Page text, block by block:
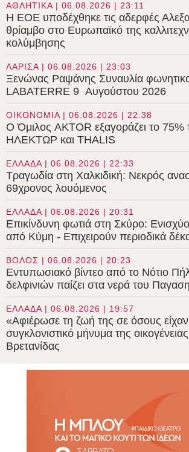
ΑΘΛΗΤΙΚΑ | 06.08.2026 | 23:11
Η ΕΟΕ υποδέχθηκε τις αδερφές
θρίαμβο στο Ευρωπαϊκό της
κολύμβησης
ΛΑΡΙΣΑ | 06.08.2026 | 23:03
Ξενώνας Ραψάνης Συναυλία
LABATERRE 9 Αυγούστου 2026
ΟΙΚΟΝΟΜΙΑ | 06.08.2026 | 22:38
Ο Όμιλος AKTOR εξαγοράζει το 75%
ΗΛΕΚΤΩΡ και THALIS
ΕΛΛΑΔΑ | 06.08.2026 | 22:33
Τραγωδία στη Χαλκιδική: Νεκρός
69χρονος λουόμενος
ΕΛΛΑΔΑ | 06.08.2026 | 20:31
Επικίνδυνη φωτιά στη Σκύρο:
από Κύμη - Επιχειρούν περιοδικά
ΒΟΛΟΣ | 06.08.2026 | 20:23
Εντυπωσιακό βίντεο από το Νότιο
δελφινιών παίζει στα νερά του
ΕΛΛΑΔΑ | 06.08.2026 | 19:57
«Αφιέρωσε τη ζωή της σε όσους
συγκλονιστικό μήνυμα της
Βρετανίδας